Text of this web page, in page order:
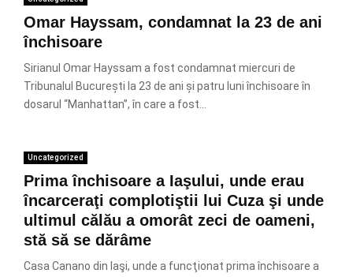
Omar Hayssam, condamnat la 23 de ani
închisoare
Sirianul Omar Hayssam a fost condamnat miercuri de
Tribunalul București la 23 de ani și patru luni închisoare în
dosarul “Manhattan”, în care a fost...
Uncategorized
Prima închisoare a Iaşului, unde erau
încarceraţi complotiştii lui Cuza şi unde
ultimul călău a omorât zeci de oameni,
stă să se dărâme
Casa Canano din Iaşi, unde a funcţionat prima închisoare a